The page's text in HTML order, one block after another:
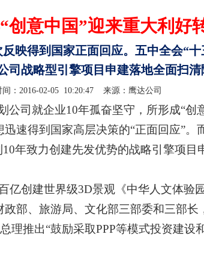
创意中国”迎来重大利好
映得到国家正面回应。 五中全会“十
司战略型引擎项目申建落地全面扫清
间： 2016-02-05 10:20:47 来源：鹰达公司
公司就企业10年孤奋坚守，所形成“创
速得到国家高层决策的“正面回应”。
年致力创建先发优势的战略引擎项目
亿创建世界级3D景观《中华人文体验
部、旅游局、文化部三部委和三部长
理推出“鼓励采取PPP等模式投资建设